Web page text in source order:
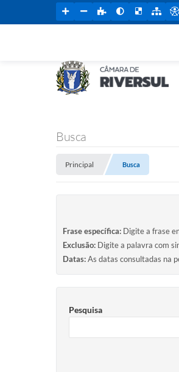
Busca
Principal Busca
Frase específica: Digite a frase
Exclusão: Digite a palavra com
Datas:As datas consultadas na
Pesquisa